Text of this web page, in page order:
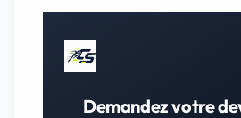
Demandez votre